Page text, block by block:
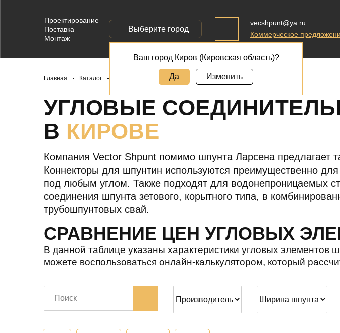
vecshpunt@ya.ru
Коммерческое
Проектирование
Поставка
Монтаж
Выберите город
Ваш город Киров (Кировская область)?
Да Изменить
Главная Каталог Угловые соединительные элементы шпунта
УГЛОВЫЕ
В КИРОВЕ
Компания Vector Shpunt помимо шпунта Ларсена предлагает
Коннекторы для шпунтин используются преимущественно
под любым углом. Также подходят для водонепроницаемых
соединения шпунта зетового, корытного типа, в
трубошпунтовых свай.
СРАВНЕНИЕ ЦЕН УГЛОВЫХ
В данной таблице указаны характеристики угловых элементов
можете воспользоваться онлайн-калькулятором, который